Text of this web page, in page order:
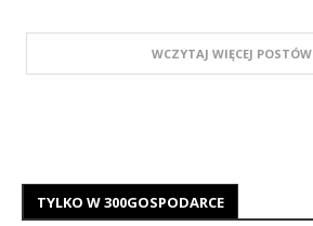
WCZYTAJ WIĘCEJ POSTÓW
TYLKO W 300GOSPODARCE